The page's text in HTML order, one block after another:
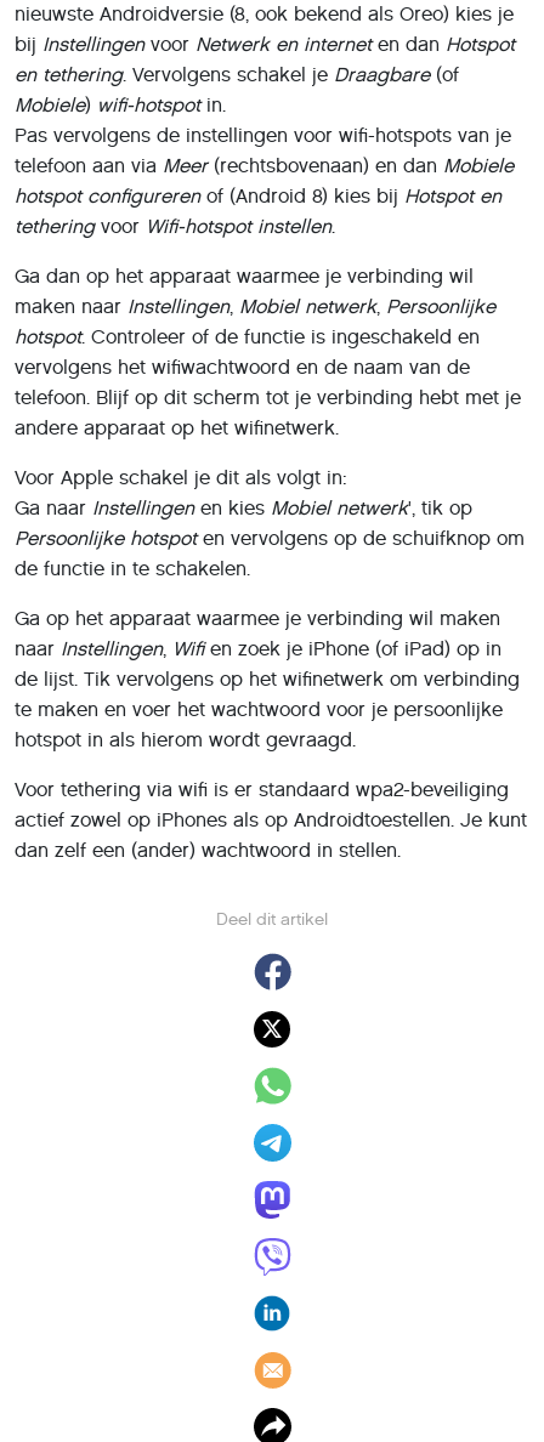
Deel dit artikel
nieuwste Androidversie (8, ook bekend als Oreo) kies je
bij Instellingenvoor Netwerk en interneten dan Hotspot
en tethering. Vervolgens schakel je Draagbare(of
Mobiele) wifi-hotspotin.
Pas vervolgens de instellingen voor wifi-hotspots van je
telefoon aan via Meer(rechtsbovenaan) en dan Mobiele
hotspot configurerenof (Android 8) kies bij Hotspot en
tetheringvoor Wifi-hotspot instellen.
Ga dan op het apparaat waarmee je verbinding wil
maken naar Instellingen, Mobiel netwerk, Persoonlijke
hotspot. Controleer of de functie is ingeschakeld en
vervolgens het wifiwachtwoord en de naam van de
telefoon. Blijf op dit scherm tot je verbinding hebt met je
andere apparaat op het wifinetwerk.
Voor Apple schakel je dit als volgt in:
Ga naar Instellingenen kies Mobiel netwerk', tik op
Persoonlijke hotspoten vervolgens op de schuifknop om
de functie in te schakelen.
Ga op het apparaat waarmee je verbinding wil maken
naar Instellingen, Wifien zoek je iPhone (of iPad) op in
de lijst. Tik vervolgens op het wifinetwerk om verbinding
te maken en voer het wachtwoord voor je persoonlijke
hotspot in als hierom wordt gevraagd.
Voor tethering via wifi is er standaard wpa2-beveiliging
actief zowel op iPhones als op Androidtoestellen. Je kunt
dan zelf een (ander) wachtwoord in stellen.